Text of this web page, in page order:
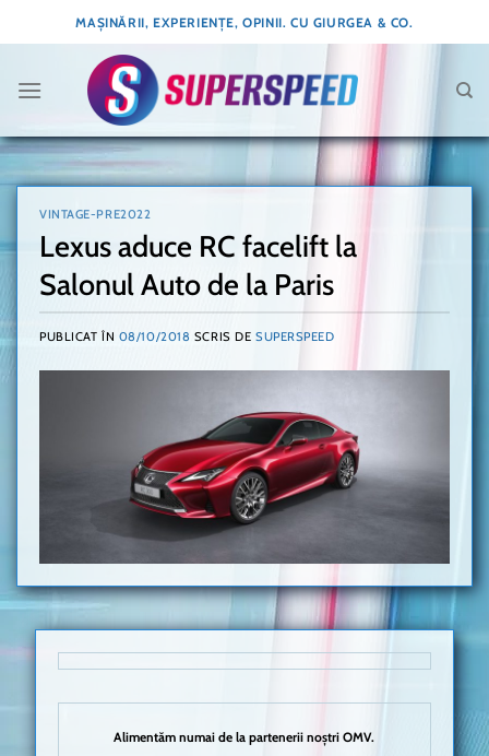
to
MAȘINĂRII, EXPERIENȚE, OPINII. CU GIURGEA & CO.
VINTAGE-PRE2022
Lexus aduce RC facelift la
Salonul Auto de la Paris
PUBLICAT ÎN 08/10/2018 SCRIS DE SUPERSPEED
Alimentăm numai de la partenerii noștri OMV.